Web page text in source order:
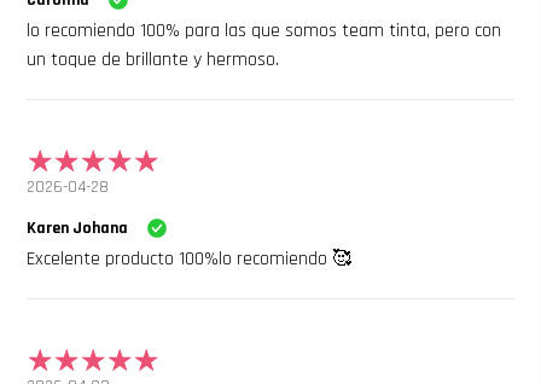
lo recomiendo 100% para las que somos team tinta, pero con
un toque de brillante y hermoso.
2026-04-28
Karen Johana
Excelente producto 100%lo recomiendo 🥰